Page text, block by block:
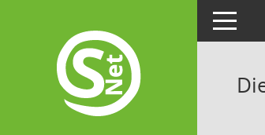
Toggle